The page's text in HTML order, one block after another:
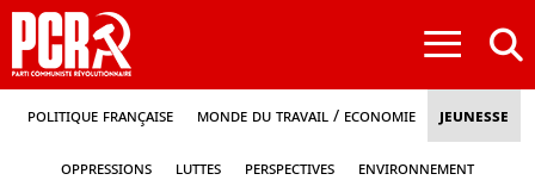
≡
Politique française Monde du travail / Economie Jeunesse
Oppressions Luttes Perspectives Environnement